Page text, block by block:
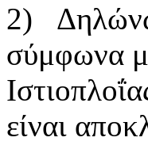
2) Δηλώνω
σύμφωνα
είναι